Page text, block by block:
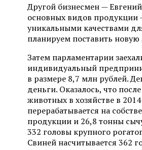
Другой бизнесмен —
основных видов продукции
уникальными качествами
планируем поставить
Затем парламентарии
индивидуальный
в размере 8,7 млн рублей.
деньги. Оказалось, что
животных в хозяйстве в
перерабатывается на
продукции и 26,8 тонны
332 головы крупного
Свиней насчитывается 362